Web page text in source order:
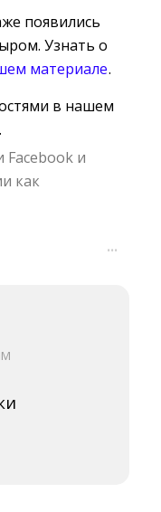
появились
Узнать о
материале.
в нашем
.
Facebook и
как
···